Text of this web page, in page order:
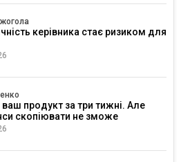
керівника стає ризиком для
продукт за три тижні. Але
скопіювати не зможе